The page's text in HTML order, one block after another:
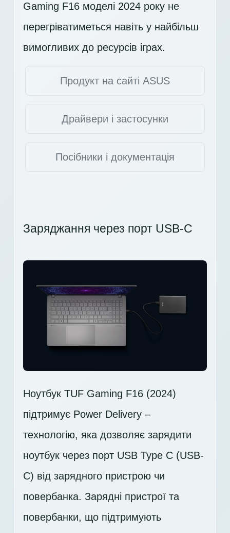
Gaming F16 моделі 2024 року не
перегріватиметься навіть у найбільш
вимогливих до ресурсів іграх.
Продукт на сайті ASUS
Драйвери і застосунки
Посібники і документація
Заряджання через порт USB-C
Ноутбук TUF Gaming F16 (2024)
підтримує Power Delivery –
технологію, яка дозволяє зарядити
ноутбук через порт USB Type C (USB-
C) від зарядного пристрою чи
повербанка. Зарядні пристрої та
повербанки, що підтримують